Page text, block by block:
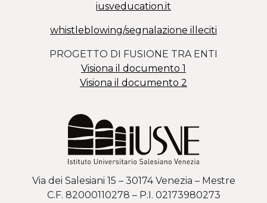
iusveducation.it
whistleblowing/segnalazione illeciti
PROGETTO DI FUSIONE TRA ENTI
Visiona il documento 1
Visiona il documento 2
Via dei Salesiani 15 – 30174 Venezia – Mestre
C.F. 82000110278 – P.I. 02173980273